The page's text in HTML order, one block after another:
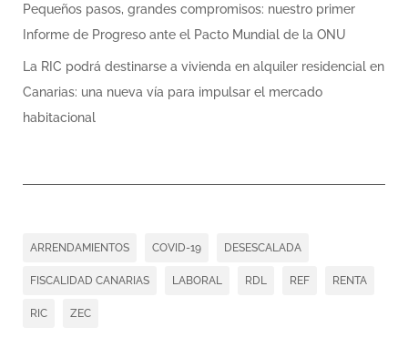
Pequeños pasos, grandes compromisos: nuestro primer
Informe de Progreso ante el Pacto Mundial de la ONU
La RIC podrá destinarse a vivienda en alquiler residencial en
Canarias: una nueva vía para impulsar el mercado
habitacional
ARRENDAMIENTOS COVID-19 DESESCALADA
FISCALIDAD CANARIAS LABORAL RDL REF RENTA
RIC ZEC